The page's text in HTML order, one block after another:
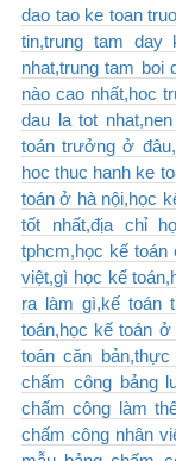
dao tao ke toan
tin,trung tam
nhat,trung tam boi
nào cao nhất,hoc
dau la tot
toán trưởng ở
hoc thuc hanh ke
toán ở hà nội,học
tốt nhất,địa chỉ
tphcm,học kế toán
việt,gì học kế
ra làm gì,kế toán
toán,học kế toán
toán căn
chấm công bảng
chấm công làm
chấm công nhân